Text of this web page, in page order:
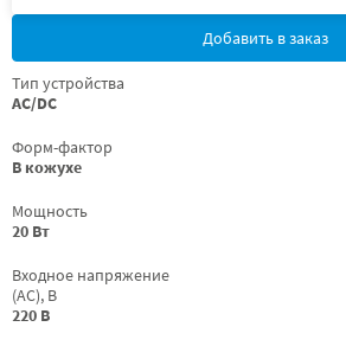
Добавить в заказ
Тип устройства
AC/DC
Форм-фактор
В кожухе
Мощность
20 Вт
Входное напряжение
(AC), В
220 В